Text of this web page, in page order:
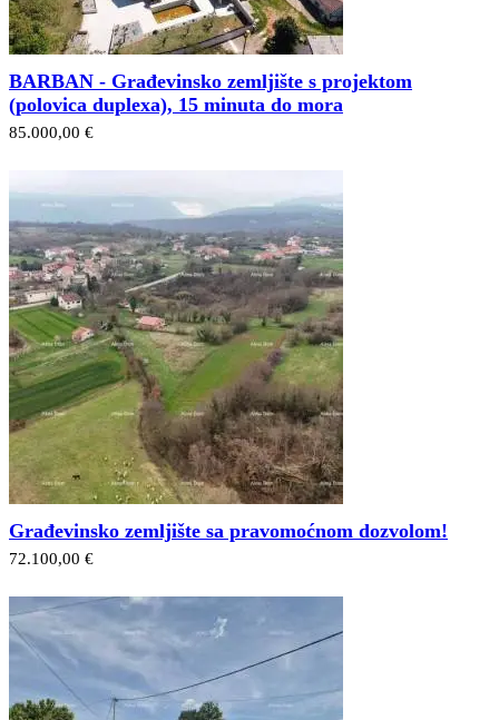
BARBAN - Građevinsko zemljište s projektom
(polovica duplexa), 15 minuta do mora
85.000,00 €
Građevinsko zemljište sa pravomoćnom dozvolom!
72.100,00 €